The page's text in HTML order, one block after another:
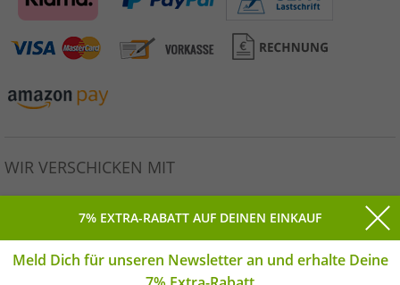
WIR VERSCHICKEN MIT
Alle Preise inkl. gesetzlicher MwSt. * Unverbindliche
7% EXTRA-RABATT AUF DEINEN EINKAUF
Meld Dich für unseren Newsletter an und erhalte Deine